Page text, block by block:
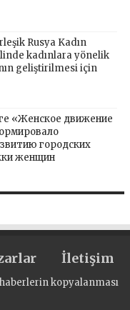
Rusya Kadın
kadınlara yönelik
geliştirilmesi için
«Женское движение
городских
женщин
İletişim
kopyalanması